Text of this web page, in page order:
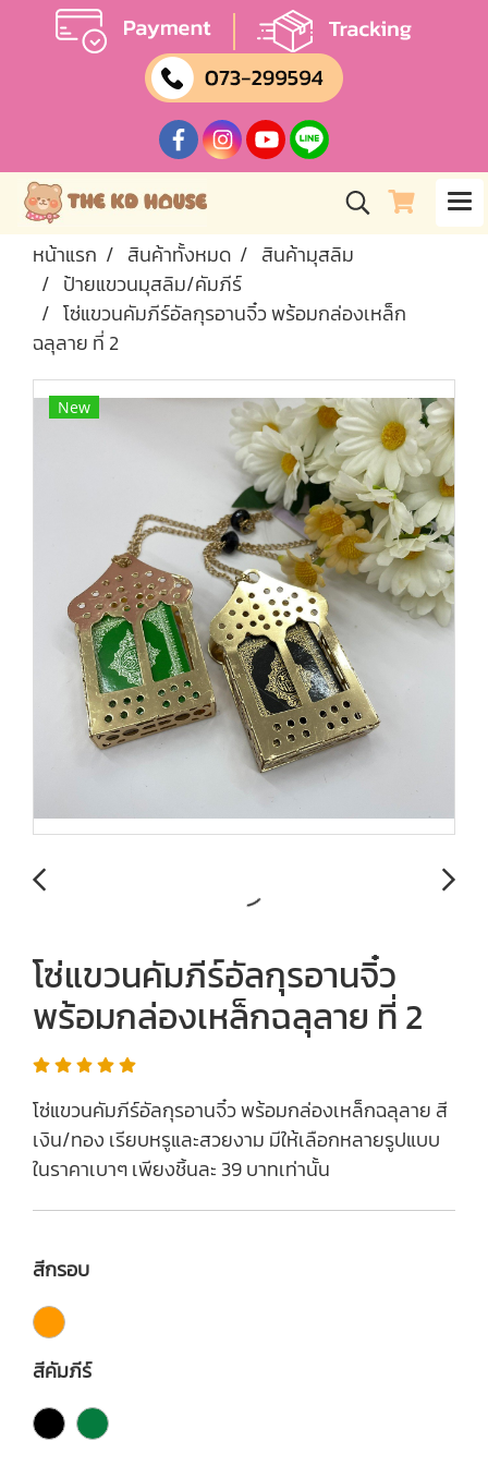
หน้าแรก สินค้าทั้งหมด
สินค้ามุสลิม
ป้ายแขวนมุสลิม/คัมภีร์
โซ่แขวนคัมภีร์อัลกุรอานจิ๋ว พร้อมกล่องเหล็ก
ฉลุลาย ที่ 2
New
โซ่แขวนคัมภีร์อัลกุรอานจิ๋ว
พร้อมกล่องเหล็กฉลุลาย ที่ 2
โซ่แขวนคัมภีร์อัลกุรอานจิ๋ว พร้อมกล่องเหล็กฉลุลาย สี
เงิน/ทอง เรียบหรูและสวยงาม มีให้เลือกหลายรูปแบบ
ในราคาเบาๆ เพียงชิ้นละ 39 บาทเท่านั้น
สีกรอบ
สีคัมภีร์